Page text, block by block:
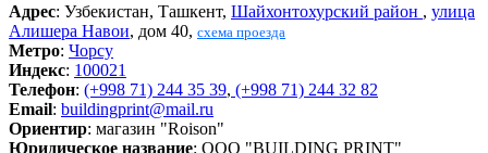
Адрес: Узбекистан, Ташкент, Шайхонтохурский район , улица
Алишера Навои, дом 40, схема проезда
Метро: Чорсу
Индекс: 100021
Телефон: (+998 71) 244 35 39, (+998 71) 244 32 82
Email: buildingprint@mail.ru
Ориентир: магазин "Roison"
Юридическое название: ООО "BUILDING PRINT"